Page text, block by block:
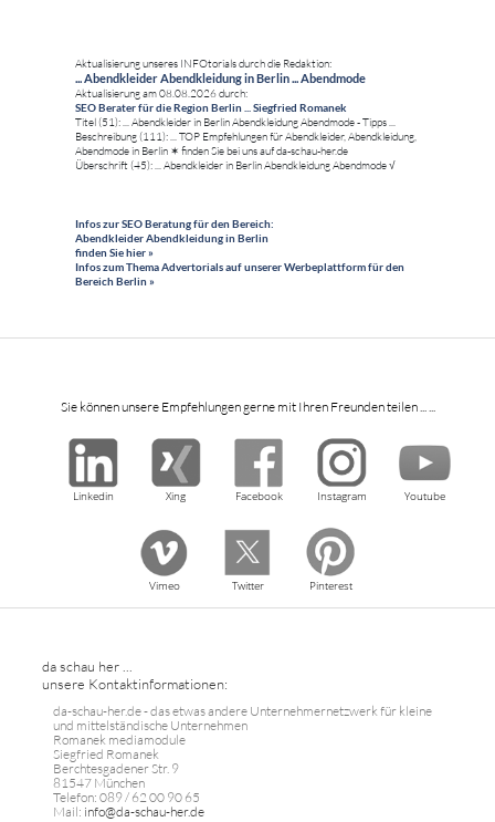
Aktualisierung unseres INFOtorials durch die Redaktion:
... Abendkleider Abendkleidung in Berlin ... Abendmode
Aktualisierung am 08.08.2026 durch:
SEO Berater für die Region Berlin ... Siegfried Romanek
Titel (51): ... Abendkleider in Berlin Abendkleidung Abendmode - Tipps ...
Beschreibung (111): ... TOP Empfehlungen für Abendkleider, Abendkleidung,
Abendmode in Berlin ✶ finden Sie bei uns auf da-schau-her.de
Überschrift (45): ... Abendkleider in Berlin Abendkleidung Abendmode √
Infos zur SEO Beratung für den Bereich:
Abendkleider Abendkleidung in Berlin
finden Sie hier »
Infos zum Thema Advertorials auf unserer Werbeplattform für den
Bereich Berlin »
Sie können unsere Empfehlungen gerne mit Ihren Freunden teilen ... ...
Linkedin Xing Facebook Instagram Youtube
Vimeo Twitter Pinterest
da schau her ...
unsere Kontaktinformationen:
da-schau-her.de - das etwas andere Unternehmernetzwerk für kleine
und mittelständische Unternehmen
Romanek mediamodule
Siegfried Romanek
Berchtesgadener Str. 9
81547 München
Telefon: 089 / 62 00 90 65
Mail: info@da-schau-her.de